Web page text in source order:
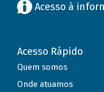
Acesso à
Acesso Rápido
Quem somos
Onde atuamos